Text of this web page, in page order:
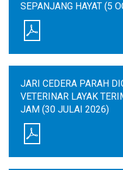
SEPANJANG HAYAT (5
JARI CEDERA PARAH
VETERINAR LAYAK
JAM (30 JULAI 2026)